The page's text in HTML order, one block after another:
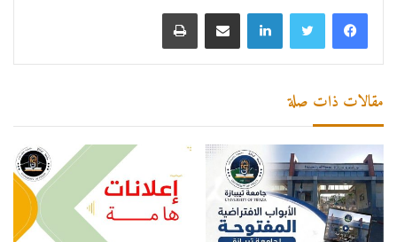
لينكدإن مشاركة عبر البريد طباعة
مقالات ذات صلة